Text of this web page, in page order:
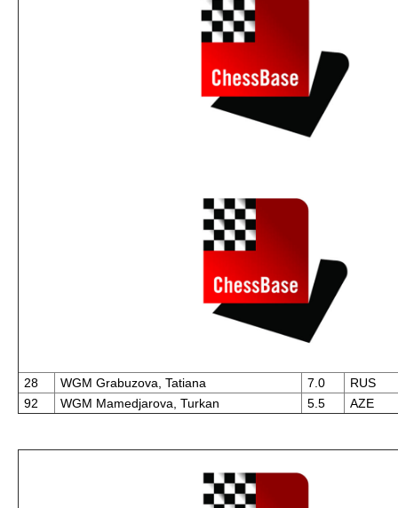
28 WGM Grabuzova, Tatiana 7.0
RUS
92
WGM Mamedjarova, Turkan 5.5 AZE